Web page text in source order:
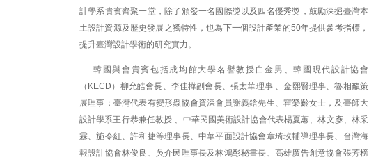
計學系貴賓齊聚一堂，除了頒發一名國際獎以及四名優秀獎，鼓勵深掘臺灣本
土設計資源及歷史發展之獨特性，也為下一個設計產業的50年提供參考指標，
提升臺灣設計學術的研究實力。
韓國與會貴賓包括成均館大學名譽教授白金男、韓國現代設計協會
（KECD）柳允皓會長、李佳樺副會長、張太華理事 、金熙賢理事、魯相龍策
展理事；臺灣代表有變形蟲協會資深會員謝義鎗先生、霍榮齡女士，及臺師大
設計學系王行恭兼任教授 、中華民國美術設計協會代表楊夏蕙、林文彥、林采
霖、施令紅、許和捷等理事長、中華平面設計協會章琦玫輔導理事長、台灣海
報設計協會林俊良、吳介民理事長及林鴻彰秘書長、高雄廣告創意協會張芳榜